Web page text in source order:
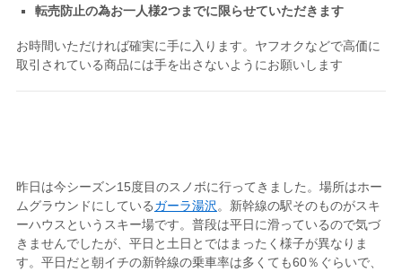
転売防止の為お一人様2つまでに限らせていただきます
お時間いただければ確実に手に入ります。ヤフオクなどで高価に
取引されている商品には手を出さないようにお願いします
昨日は今シーズン15度目のスノボに行ってきました。場所はホー
ムグラウンドにしているガーラ湯沢 。新幹線の駅そのものがスキ
ーハウスというスキー場です。普段は平日に滑っているので気づ
きませんでしたが、平日と土日とではまったく様子が異なりま
す。平日だと朝イチの新幹線の乗車率は多くても60％ぐらいで、